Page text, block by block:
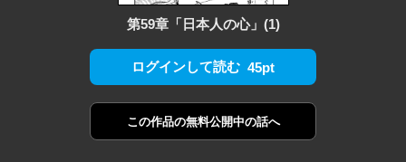
第59章「日本人の心」(1)
ログインして読む 45pt
この作品の無料公開中の話へ